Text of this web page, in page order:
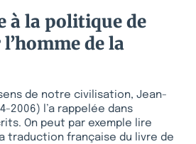
à la politique de
de la
de notre civilisation, Jean-
2006) l’a rappelée dans
On peut par exemple lire
traduction française du livre de